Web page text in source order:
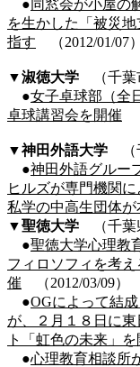
●同窓会が小屋の
を生かした「被災
指す （2012/01/07）
▼淑徳大学 （千葉
●女子卓球部（全
卓球講習会を開催
▼神田外語大学 （
●神田外語グルー
ヒルズが専門機関
私学の中高生団体
▼聖徳大学
（千
●聖徳大学心理教
フィロソフィを考
催 （2012/03/09）
●OGによって結
が、２月１８日に
ト「虹色の未来」を
●心理教育相談所